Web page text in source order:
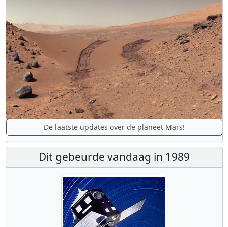
De laatste updates over de planeet Mars!
Dit gebeurde vandaag in 1989